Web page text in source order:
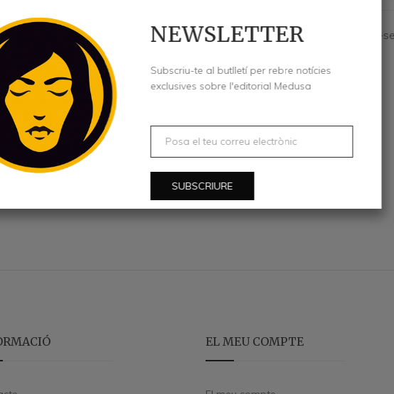
Un nen setmesó i esquerrà amb trets dislèctics i dificultats per orientar-
Barcelona amb la família, que s’escapa com…
AFEGEIX A LA CISTELLA
EL MEU COMPTE
NEWSLETTER
Subscriu-te al butlletí per rebre notícies
exclusives sobre l'editorial Medusa